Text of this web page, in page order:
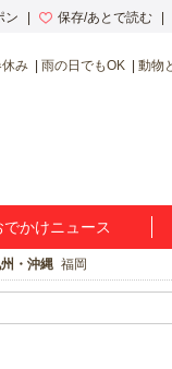
ン 保存/あとで読む
み 雨の日でもOK 動物
でかけニュース
・沖縄 福岡